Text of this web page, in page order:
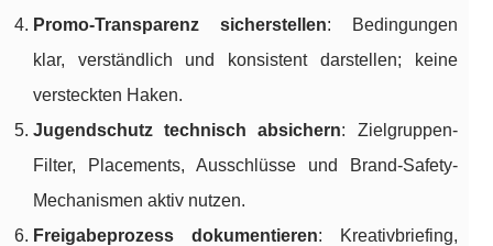
Promo-Transparenz sicherstellen: Bedingungen
klar, verständlich und konsistent darstellen; keine
versteckten Haken.
Jugendschutz technisch absichern: Zielgruppen-
Filter, Placements, Ausschlüsse und Brand-Safety-
Mechanismen aktiv nutzen.
Freigabeprozess dokumentieren: Kreativbriefing,